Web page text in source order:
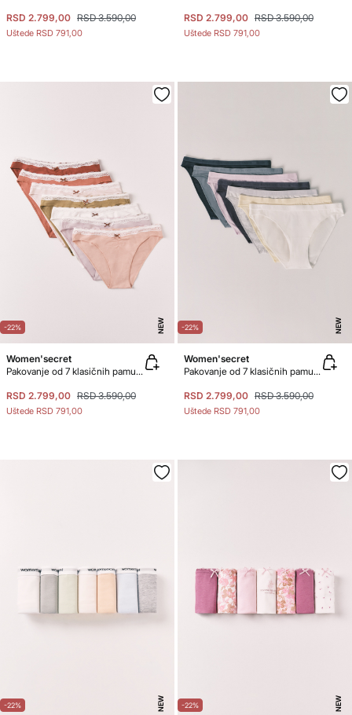
RSD 2.799,00 RSD 3.590,00
Uštede RSD 791,00
RSD 2.799,00 RSD 3.590,00
Uštede RSD 791,00
-22% NEW
Women'secret
Pakovanje od 7 klasičnih pamučnih jednobojnih gaćica sa čipkom
RSD 2.799,00 RSD 3.590,00
Uštede RSD 791,00
-22% NEW
Women'secret
Pakovanje od 7 klasičnih pamučnih gaćica sa mekim logom
RSD 2.799,00 RSD 3.590,00
Uštede RSD 791,00
-22% NEW -22% NEW